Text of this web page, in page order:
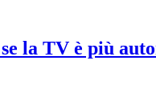
la TV è più